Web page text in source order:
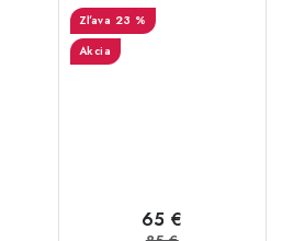
23 %
Akcia
65 €